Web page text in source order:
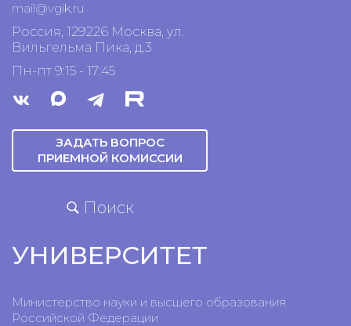
mail@vgik.ru
Россия, 129226 Москва, ул.
Вильгельма Пика, д.3
Пн-пт 9:15 - 17:45
ЗАДАТЬ ВОПРОС
ПРИЕМНОЙ КОМИССИИ
Поиск
УНИВЕРСИТЕТ
Министерство науки и высшего образования
Российской Федерации